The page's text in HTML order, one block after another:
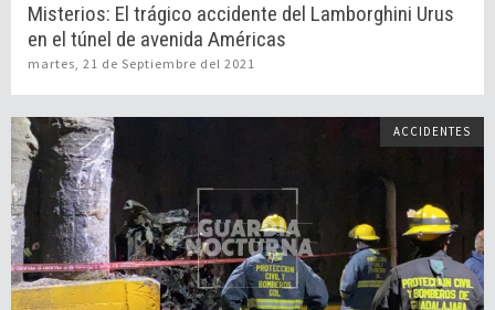
Misterios: El trágico accidente del Lamborghini Urus
en el túnel de avenida Américas
martes, 21 de Septiembre del 2021
ACCIDENTES